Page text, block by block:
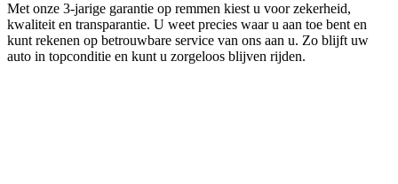
Met onze 3‑jarige garantie op remmen kiest u voor zekerheid,
kwaliteit en transparantie. U weet precies waar u aan toe bent en
kunt rekenen op betrouwbare service van ons aan u. Zo blijft uw
auto in topconditie en kunt u zorgeloos blijven rijden.